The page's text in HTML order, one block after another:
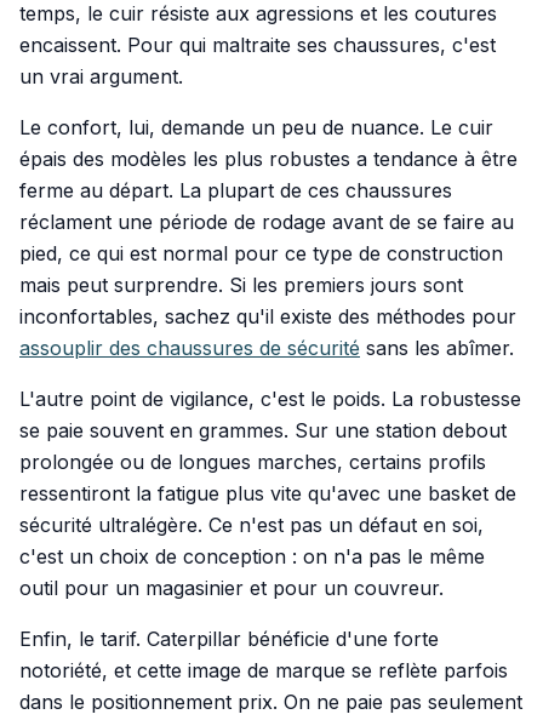
temps, le cuir résiste aux agressions et les coutures
encaissent. Pour qui maltraite ses chaussures, c'est
un vrai argument.
Le confort, lui, demande un peu de nuance. Le cuir
épais des modèles les plus robustes a tendance à être
ferme au départ. La plupart de ces chaussures
réclament une période de rodage avant de se faire au
pied, ce qui est normal pour ce type de construction
mais peut surprendre. Si les premiers jours sont
inconfortables, sachez qu'il existe des méthodes pour
assouplir des chaussures de sécurité sans les abîmer.
L'autre point de vigilance, c'est le poids. La robustesse
se paie souvent en grammes. Sur une station debout
prolongée ou de longues marches, certains profils
ressentiront la fatigue plus vite qu'avec une basket de
sécurité ultralégère. Ce n'est pas un défaut en soi,
c'est un choix de conception : on n'a pas le même
outil pour un magasinier et pour un couvreur.
Enfin, le tarif. Caterpillar bénéficie d'une forte
notoriété, et cette image de marque se reflète parfois
dans le positionnement prix. On ne paie pas seulement